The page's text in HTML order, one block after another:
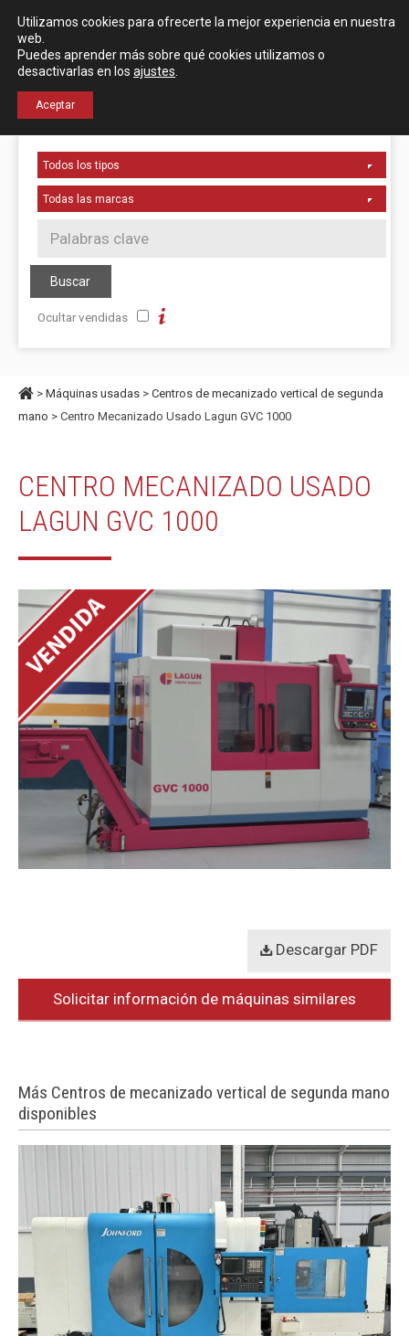
Localización Español English
Ocultar vendidas
> Máquinas usadas > Centros de mecanizado vertical de segunda
mano > Centro Mecanizado Usado Lagun GVC 1000
CENTRO MECANIZADO USADO
LAGUN GVC 1000
Descargar PDF
Solicitar información de máquinas similares
Más Centros de mecanizado vertical de segunda mano
disponibles
Utilizamos cookies para ofrecerte la mejor experiencia en nuestra
web.
Puedes aprender más sobre qué cookies utilizamos o
desactivarlas en los ajustes
Aceptar